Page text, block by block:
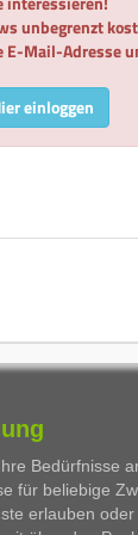
unbegrenzt
E-Mail-Adresse
einloggen
Bedürfnisse
für beliebige
erlauben